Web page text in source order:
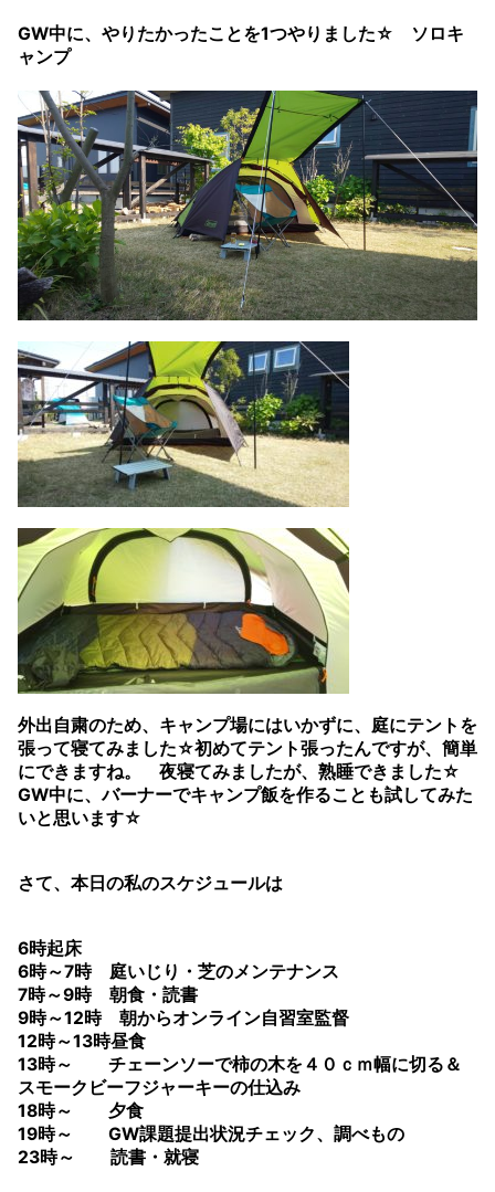
GW中に、やりたかったことを1つやりました☆ ソロキ
ャンプ
外出自粛のため、キャンプ場にはいかずに、庭にテントを
張って寝てみました☆初めてテント張ったんですが、簡単
にできますね。 夜寝てみましたが、熟睡できました☆
GW中に、バーナーでキャンプ飯を作ることも試してみた
いと思います☆
さて、本日の私のスケジュールは
6時起床
6時～7時 庭いじり・芝のメンテナンス
7時～9時 朝食・読書
9時～12時 朝からオンライン自習室監督
12時～13時昼食
13時～ チェーンソーで柿の木を４０ｃｍ幅に切る＆
スモークビーフジャーキーの仕込み
18時～ 夕食
19時～ GW課題提出状況チェック、調べもの
23時～ 読書・就寝